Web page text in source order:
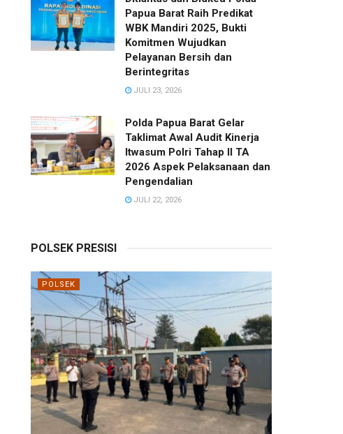
Papua Barat Raih Predikat
WBK Mandiri 2025, Bukti
Komitmen Wujudkan
Pelayanan Bersih dan
Berintegritas
JULI 23, 2026
Polda Papua Barat Gelar
Taklimat Awal Audit Kinerja
Itwasum Polri Tahap II TA
2026 Aspek Pelaksanaan dan
Pengendalian
JULI 22, 2026
POLSEK PRESISI
POLSEK